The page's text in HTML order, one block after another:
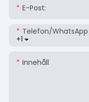
E-Post:
+1
Telefon/whatsApp
Innehåll